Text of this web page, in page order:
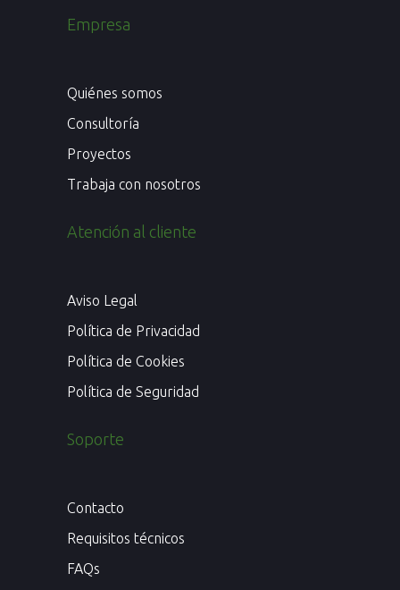
Empresa
Quiénes somos
Consultoría
Proyectos
Trabaja con nosotros
Atención al cliente
Aviso Legal
Política de Privacidad
Política de Cookies
Política de Seguridad
Soporte
Contacto
Requisitos técnicos
FAQs